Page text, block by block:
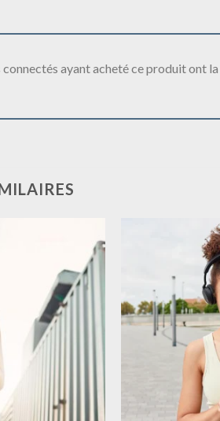
connectés ayant acheté ce produit ont